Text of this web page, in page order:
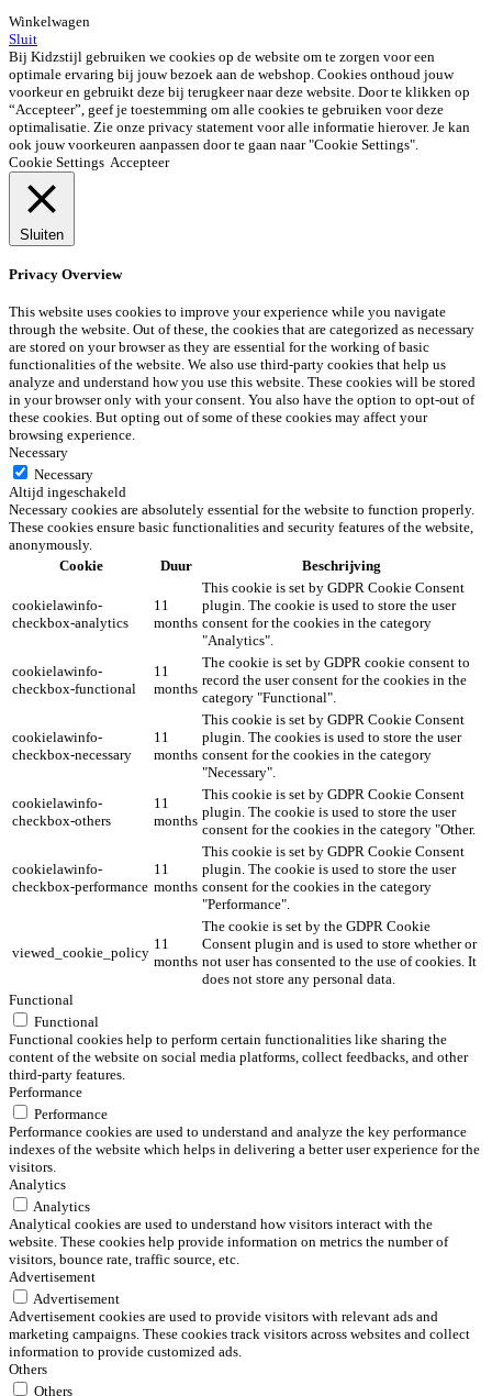
Winkelwagen
Sluit
Bij Kidzstijl gebruiken we cookies op de website om te zorgen voor een
optimale ervaring bij jouw bezoek aan de webshop. Cookies onthoud jouw
voorkeur en gebruikt deze bij terugkeer naar deze website. Door te klikken op
“Accepteer”, geef je toestemming om alle cookies te gebruiken voor deze
optimalisatie. Zie onze privacy statement voor alle informatie hierover. Je kan
ook jouw voorkeuren aanpassen door te gaan naar "Cookie Settings".
Cookie Settings Accepteer
Sluiten
Privacy Overview
This website uses cookies to improve your experience while you navigate
through the website. Out of these, the cookies that are categorized as necessary
are stored on your browser as they are essential for the working of basic
functionalities of the website. We also use third-party cookies that help us
analyze and understand how you use this website. These cookies will be stored
in your browser only with your consent. You also have the option to opt-out of
these cookies. But opting out of some of these cookies may affect your
browsing experience.
Necessary
Necessary
Altijd ingeschakeld
Necessary cookies are absolutely essential for the website to function properly.
These cookies ensure basic functionalities and security features of the website,
anonymously.
Cookie
Duur Beschrijving
cookielawinfo-
checkbox-analytics
11
months
This cookie is set by GDPR Cookie Consent
plugin. The cookie is used to store the user
consent for the cookies in the category
"Analytics".
cookielawinfo-
checkbox-functional
11
months
The cookie is set by GDPR cookie consent to
record the user consent for the cookies in the
category "Functional".
cookielawinfo-
checkbox-necessary
11
months
This cookie is set by GDPR Cookie Consent
plugin. The cookies is used to store the user
consent for the cookies in the category
"Necessary".
cookielawinfo-
checkbox-others
11
months
This cookie is set by GDPR Cookie Consent
plugin. The cookie is used to store the user
consent for the cookies in the category "Other.
cookielawinfo-
checkbox-performance
11
months
This cookie is set by GDPR Cookie Consent
plugin. The cookie is used to store the user
consent for the cookies in the category
"Performance".
viewed_cookie_policy
11
months
The cookie is set by the GDPR Cookie
Consent plugin and is used to store whether or
not user has consented to the use of cookies. It
does not store any personal data.
Functional
Functional
Functional cookies help to perform certain functionalities like sharing the
content of the website on social media platforms, collect feedbacks, and other
third-party features.
Performance
Performance
Performance cookies are used to understand and analyze the key performance
indexes of the website which helps in delivering a better user experience for the
visitors.
Analytics
Analytics
Analytical cookies are used to understand how visitors interact with the
website. These cookies help provide information on metrics the number of
visitors, bounce rate, traffic source, etc.
Advertisement
Advertisement
Advertisement cookies are used to provide visitors with relevant ads and
marketing campaigns. These cookies track visitors across websites and collect
information to provide customized ads.
Others
Others